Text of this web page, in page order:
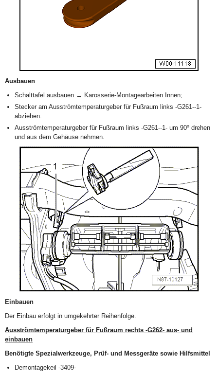
Ausbauen
Schalttafel ausbauen → Karosserie-Montagearbeiten Innen;
Stecker am Ausströmtemperaturgeber für Fußraum links -G261--1-
abziehen.
Ausströmtemperaturgeber für Fußraum links -G261--1- um 90º drehen
und aus dem Gehäuse nehmen.
Einbauen
Der Einbau erfolgt in umgekehrter Reihenfolge.
Ausströmtemperaturgeber für Fußraum rechts -G262- aus- und
einbauen
Benötigte Spezialwerkzeuge, Prüf- und Messgeräte sowie Hilfsmittel
Demontagekeil -3409-